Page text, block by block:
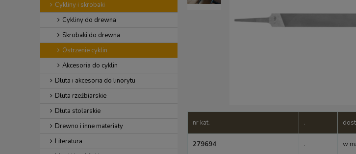
Cykliny i skrobaki
Cykliny do drewna
Skrobaki do drewna
Ostrzenie cyklin
Akcesoria do cyklin
Dłuta i akcesoria do linorytu
Dłuta rzeźbiarskie
Dłuta stolarskie
Drewno i inne materiały
Literatura
nr kat. .
279694 . w